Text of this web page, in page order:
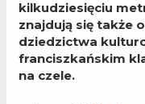
kilkudziesięciu
znajdują się także
dziedzictwa
franciszkańskim
na czele.